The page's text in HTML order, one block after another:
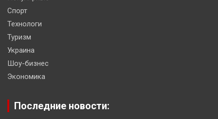
Спорт
Технологи
Туризм
Украина
Шоу-бизнес
Экономика
Последние новости: